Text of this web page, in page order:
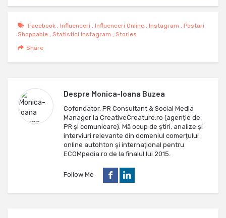
Facebook , Influenceri , Influenceri Online , Instagram , Postari
Shoppable , Statistici Instagram , Stories
Share
Despre Monica-Ioana Buzea
Cofondator, PR Consultant & Social Media
Manager la CreativeCreature.ro (agenție de
PR și comunicare). Mă ocup de ştiri, analize și
interviuri relevante din domeniul comerţului
online autohton şi internaţional pentru
ECOMpedia.ro de la finalul lui 2015.
Follow Me